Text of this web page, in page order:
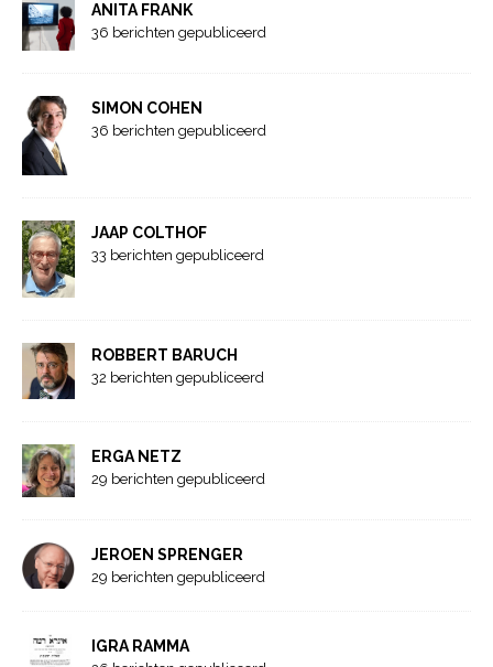
ANITA FRANK
36 berichten gepubliceerd
SIMON COHEN
36 berichten gepubliceerd
JAAP COLTHOF
33 berichten gepubliceerd
ROBBERT BARUCH
32 berichten gepubliceerd
ERGA NETZ
29 berichten gepubliceerd
JEROEN SPRENGER
29 berichten gepubliceerd
IGRA RAMMA